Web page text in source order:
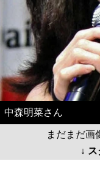
中森明菜さん
まだまだ画
↓